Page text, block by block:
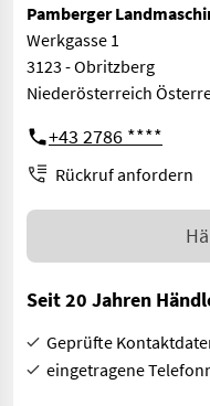
Pamberger
Werkgasse 1
3123 - Obritzberg
Niederösterreich
+43 2786 ****
Rückruf anfordern
Seit 20 Jahren
Geprüfte
eingetragene